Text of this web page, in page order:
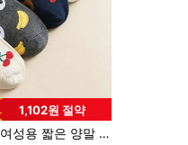
1,102원 절약
여성용 짧은 양말 5켤레, 체리, 곰, 바나나, 판다 패턴의 귀여운 일본식 발목 양말, 캐주얼 로우 뱀프 대학 스타일 여성용 양말